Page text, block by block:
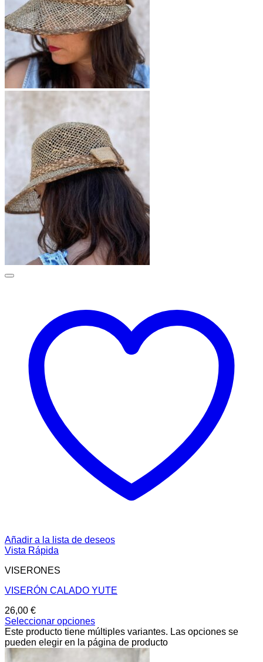
Añadir a la lista de deseos
Vista Rápida
VISERONES
VISERÓN CALADO YUTE
26,00 €
Seleccionar opciones
Este producto tiene múltiples variantes. Las opciones se
pueden elegir en la página de producto